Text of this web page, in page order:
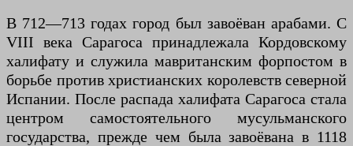
В 712—713 годах город был завоёван арабами. С
VIII века Сарагоса принадлежала Кордовскому
халифату и служила мавританским форпостом в
борьбе против христианских королевств северной
Испании. После распада халифата Сарагоса стала
центром самостоятельного мусульманского
государства, прежде чем была завоёвана в 1118